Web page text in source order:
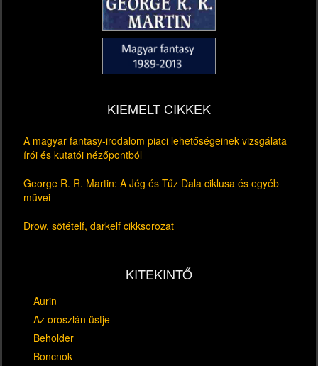
KIEMELT CIKKEK
A magyar fantasy-irodalom piaci lehetőségeinek vizsgálata
írói és kutatói nézőpontból
George R. R. Martin: A Jég és Tűz Dala ciklusa és egyéb
művei
Drow, sötételf, darkelf cikksorozat
KITEKINTŐ
Aurin
Az oroszlán üstje
Beholder
Boncnok